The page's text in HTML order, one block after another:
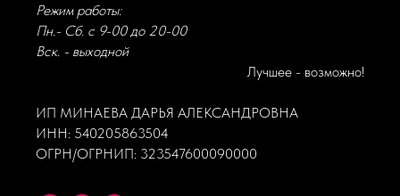
Режим работы:
Пн.- Сб. с 9-00 до 20-00
Вск. - выходной
Лучшее - возможно!
ИП МИНАЕВА ДАРЬЯ АЛЕКСАНДРОВНА
ИНН: 540205863504
ОГРН/ОГРНИП: 323547600090000